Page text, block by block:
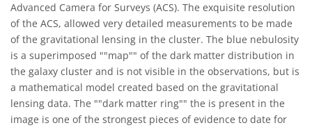
Advanced Camera for Surveys (ACS). The exquisite resolution
of the ACS, allowed very detailed measurements to be made
of the gravitational lensing in the cluster. The blue nebulosity
is a superimposed ""map"" of the dark matter distribution in
the galaxy cluster and is not visible in the observations, but is
a mathematical model created based on the gravitational
lensing data. The ""dark matter ring"" the is present in the
image is one of the strongest pieces of evidence to date for